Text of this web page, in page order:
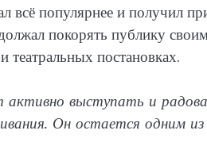
всё популярнее и получил
покорять публику
театральных постановках.
выступать и
Он остается одним из